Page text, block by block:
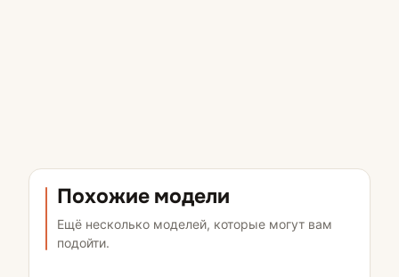
Похожие модели
Ещё несколько моделей, которые могут вам
подойти.